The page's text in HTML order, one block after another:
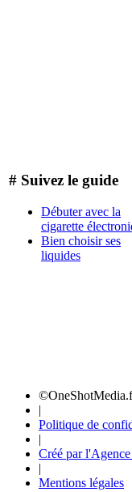
# Suivez le guide
Débuter avec la
cigarette
Bien choisir ses
liquides
|
Politique de
|
Créé par
|
Mentions légales